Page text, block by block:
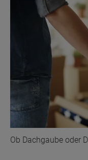
Ob Dachgaube oder